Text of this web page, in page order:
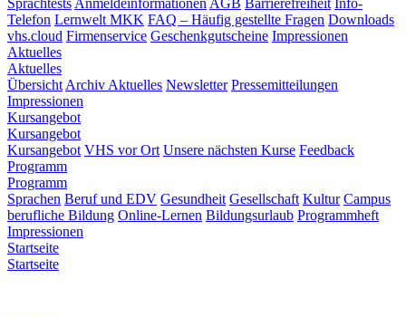
Sprachtests Anmeldeinformationen AGB Barrierefreiheit Info-
Telefon Lernwelt MKK FAQ – Häufig gestellte Fragen Downloads
vhs.cloud Firmenservice Geschenkgutscheine Impressionen
Aktuelles
Aktuelles
Übersicht Archiv Aktuelles Newsletter Pressemitteilungen
Impressionen
Kursangebot
Kursangebot
Kursangebot VHS vor Ort Unsere nächsten Kurse Feedback
Programm
Programm
Sprachen Beruf und EDV Gesundheit Gesellschaft Kultur Campus
berufliche Bildung Online-Lernen Bildungsurlaub Programmheft
Impressionen
Startseite
Startseite